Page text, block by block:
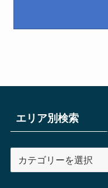
エリア別検索
リ